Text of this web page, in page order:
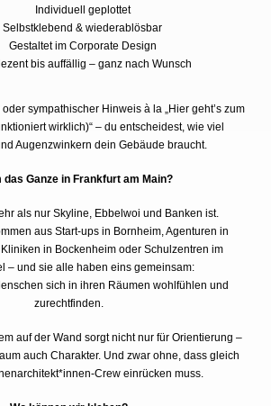
Individuell geplottet
Selbstklebend & wiederablösbar
Gestaltet im Corporate Design
bis auffällig – ganz nach Wunsch
sympathischer Hinweis à la „Hier geht’s zum
wirklich)“ – du entscheidest, wie viel
Augenzwinkern dein Gebäude braucht.
das Ganze in Frankfurt am Main?
als nur Skyline, Ebbelwoi und Banken ist.
aus Start-ups in Bornheim, Agenturen in
in Bockenheim oder Schulzentren im
– und sie alle haben eins gemeinsam:
sich in ihren Räumen wohlfühlen und
zurechtfinden.
auf der Wand sorgt nicht nur für Orientierung –
auch Charakter. Und zwar ohne, dass gleich
Crew einrücken muss.